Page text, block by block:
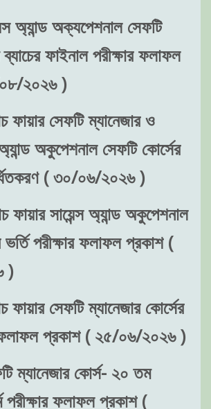
অ্যান্ড অক্যপেশনাল সেফটি
ফাইনাল পরীক্ষার ফলাফল
২০২৬ )
ফায়ার সেফটি ম্যানেজার ও
অকুপেশনাল সেফটি কোর্সের
( ৩০/০৬/২০২৬ )
সায়েন্স অ্যান্ড অকুপেশনাল
ভর্তি পরীক্ষার ফলাফল প্রকাশ (
)
সেফটি ম্যানেজার কোর্সের
ফলাফল প্রকাশ ( ২৫/০৬/২০২৬ )
ম্যানেজার কোর্স- ২০ তম
পরীক্ষার ফলাফল প্রকাশ (